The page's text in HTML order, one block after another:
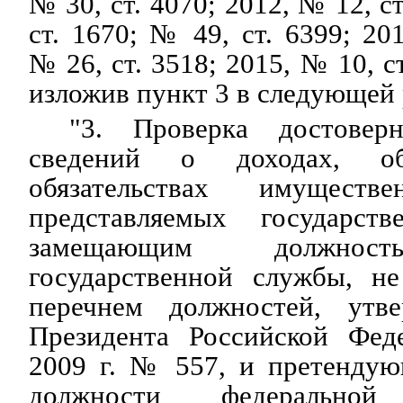
ст. 1670; № 49, ст. 6399;
№ 26, ст. 3518; 2015, № 10,
изложив пункт 3 в следующей
"3. Проверка
сведений о доходах,
обязательствах
представляемых
замещающим
государственной службы,
перечнем должностей,
Президента Российской
2009 г. № 557, и
должности федеральной